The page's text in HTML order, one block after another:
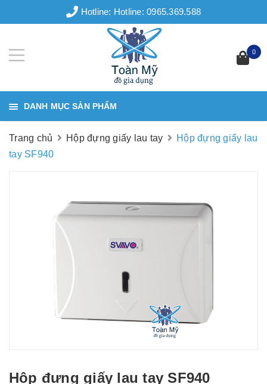
Hotline: Hotline: 0965.369.588
0
DANH MỤC SẢN PHẨM
Trang chủ Hộp đựng giấy lau tay
Hộp đựng giấy lau
tay SF940
Hộp đựng giấy lau tay SF940